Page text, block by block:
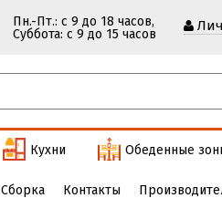
Пн.-Пт.: с 9 до 18 часов,
Cуббота: с 9 до 15 часов
Кухни Обеденные
Сборка Контакты